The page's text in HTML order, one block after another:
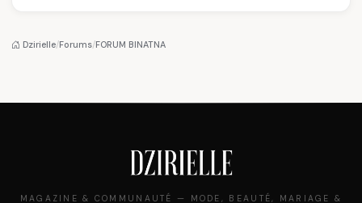
pièce mode de l'été
Dzirielle/Forums/FORUM BINATNA
MAGAZINE & COMMUNAUTÉ — MODE, BEAUTÉ, MARIAGE &